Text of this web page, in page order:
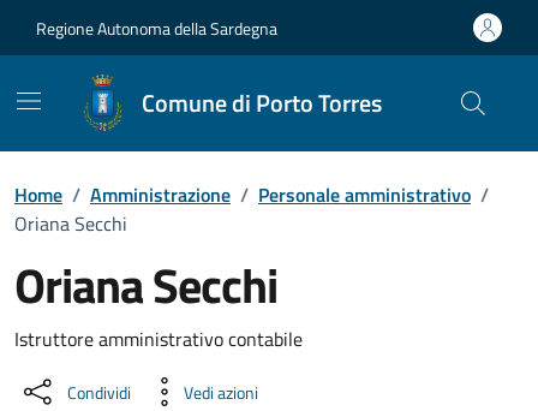
Regione Autonoma della Sardegna
Comune di Porto Torres
Home / Amministrazione / Personale amministrativo /
Oriana Secchi
Oriana Secchi
Dettaglio della persona
Istruttore amministrativo contabile
Condividi Vedi azioni